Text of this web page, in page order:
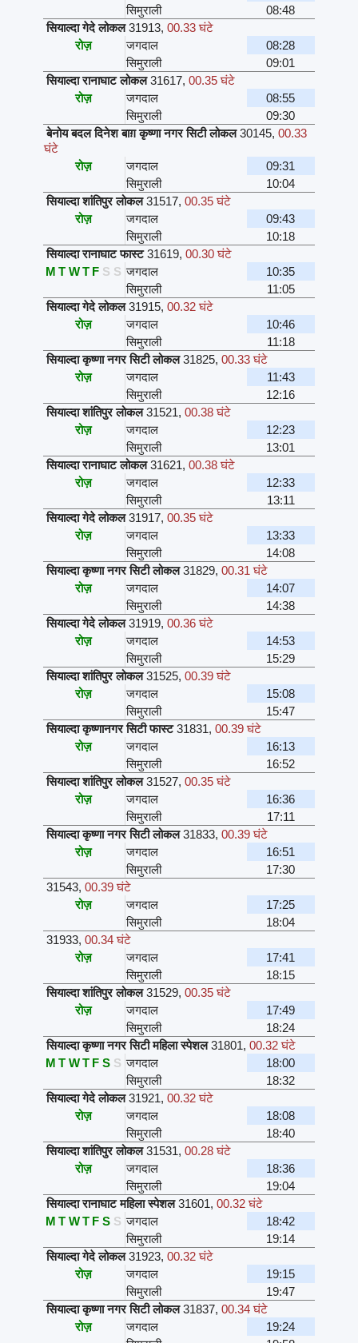
सिमुराली
08:48
सियाल्दा गेदे लोकल 31913, 00.33 घंटे
रोज़
जगदाल
08:28
सिमुराली
09:01
सियाल्दा रानाघाट लोकल 31617, 00.35 घंटे
रोज़
जगदाल
08:55
सिमुराली
09:30
बेनोय बदल दिनेश बाग़ कृष्णा नगर सिटी लोकल 30145, 00.33
घंटे
रोज़
जगदाल
09:31
सिमुराली
10:04
सियाल्दा शांतिपुर लोकल 31517, 00.35 घंटे
रोज़
जगदाल
09:43
सिमुराली
10:18
सियाल्दा रानाघाट फास्ट 31619, 00.30 घंटे
M T W T F S S जगदाल
10:35
सिमुराली
11:05
सियाल्दा गेदे लोकल 31915, 00.32 घंटे
रोज़
जगदाल
10:46
सिमुराली
11:18
सियाल्दा कृष्णा नगर सिटी लोकल 31825, 00.33 घंटे
रोज़
जगदाल
11:43
सिमुराली
12:16
सियाल्दा शांतिपुर लोकल 31521, 00.38 घंटे
रोज़
जगदाल
12:23
सिमुराली
13:01
सियाल्दा रानाघाट लोकल 31621, 00.38 घंटे
रोज़
जगदाल
12:33
सिमुराली
13:11
सियाल्दा गेदे लोकल 31917, 00.35 घंटे
रोज़
जगदाल
13:33
सिमुराली
14:08
सियाल्दा कृष्णा नगर सिटी लोकल 31829, 00.31 घंटे
रोज़
जगदाल
14:07
सिमुराली
14:38
सियाल्दा गेदे लोकल 31919, 00.36 घंटे
रोज़
जगदाल
14:53
सिमुराली
15:29
सियाल्दा शांतिपुर लोकल 31525, 00.39 घंटे
रोज़
जगदाल
15:08
सिमुराली
15:47
सियाल्दा कृष्णानगर सिटी फास्ट 31831, 00.39 घंटे
रोज़
जगदाल
16:13
सिमुराली
16:52
सियाल्दा शांतिपुर लोकल 31527, 00.35 घंटे
रोज़
जगदाल
16:36
सिमुराली
17:11
सियाल्दा कृष्णा नगर सिटी लोकल 31833, 00.39 घंटे
रोज़
जगदाल
16:51
सिमुराली
17:30
31543, 00.39 घंटे
रोज़
जगदाल
17:25
सिमुराली
18:04
31933, 00.34 घंटे
रोज़
जगदाल
17:41
सिमुराली
18:15
सियाल्दा शांतिपुर लोकल 31529, 00.35 घंटे
रोज़
जगदाल
17:49
सिमुराली
18:24
सियाल्दा कृष्णा नगर सिटी महिला स्पेशल 31801, 00.32 घंटे
M T W T F S S जगदाल
18:00
सिमुराली
18:32
सियाल्दा गेदे लोकल 31921, 00.32 घंटे
रोज़
जगदाल
18:08
सिमुराली
18:40
सियाल्दा शांतिपुर लोकल 31531, 00.28 घंटे
रोज़
जगदाल
18:36
सिमुराली
19:04
सियाल्दा रानाघाट महिला स्पेशल 31601, 00.32 घंटे
M T W T F S S जगदाल
18:42
सिमुराली
19:14
सियाल्दा गेदे लोकल 31923, 00.32 घंटे
रोज़
जगदाल
19:15
सिमुराली
19:47
सियाल्दा कृष्णा नगर सिटी लोकल 31837, 00.34 घंटे
रोज़
जगदाल
19:24